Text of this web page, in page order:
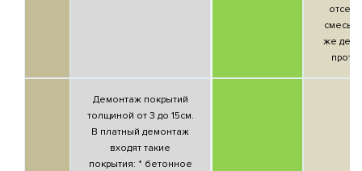
смесь),
же
Демонтаж покрытий
толщиной от 3 до 15см.
В платный демонтаж
входят такие
покрытия: * бетонное